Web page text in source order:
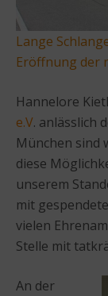
Lange
Eröffnung der
Hannelore
e.V. anlässlich
München sind
diese
unserem
mit
vielen
Stelle mit
An der